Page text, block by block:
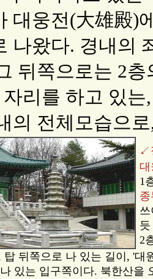
대웅전(大雄殿)
나왔다. 경내의
뒤쪽으로는 2
자리를 하고 있
의 전체모습으
↙
1
듯
2
탑 뒤쪽으로 나 있는 길이, '대
있는 입구쪽이다. 북한산을